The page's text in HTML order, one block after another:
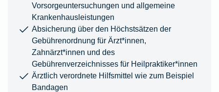
Vorsorgeuntersuchungen und allgemeine
Krankenhausleistungen
Absicherung über den Höchstsätzen der
Gebührenordnung für Ärzt*innen,
Zahnärzt*innen und des
Gebührenverzeichnisses für Heilpraktiker*innen
Ärztlich verordnete Hilfsmittel wie zum Beispiel
Bandagen